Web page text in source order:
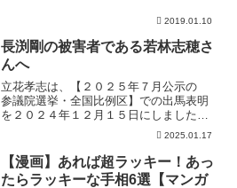
ら高評価押してください！再生数よりも
そして少しでも面白...
2019.01.10
長渕剛の被害者である若林志穂さ
んへ
立花孝志は、【２０２５年７月公示の
参議院選挙・全国比例区】での出馬表明
を２０２４年１２月１５日にしました。
立花孝志公式Webサイト→立花孝志がア
ルバイトをしている銀座ＢＡＲ→立花孝
志と六本木で焼肉食べる会再開します！
19時00分から20時...
2025.01.17
【漫画】あれば超ラッキー！あっ
たらラッキーな手相6選【マンガ